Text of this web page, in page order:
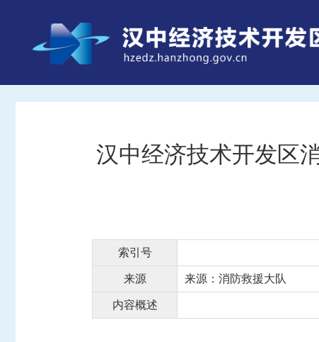
汉中经济技术开发区
索引号
来源 来源：消防救援大队
内容概述